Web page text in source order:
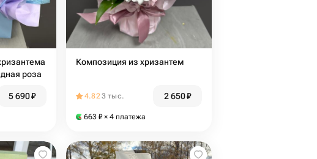
роза
5 690₽
Композиция из хризантем
4.823 тыс. 2 650₽
663 ₽ × 4 платежа